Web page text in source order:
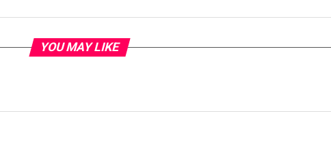
YOU MAY LIKE